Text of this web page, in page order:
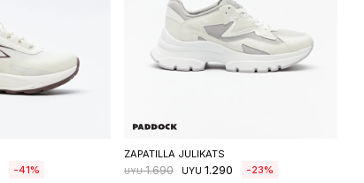
41
ZAPATILLA JULIKATS
UYU 1.690 UYU 1.290 23